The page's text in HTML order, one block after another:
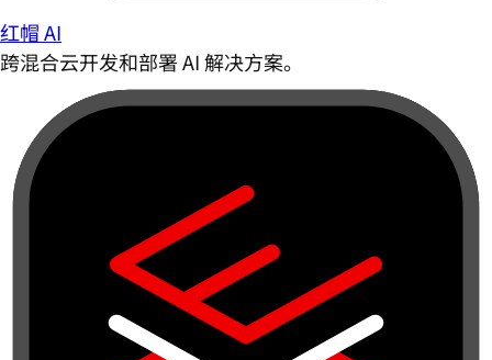
红帽 AI
跨混合云开发和部署 AI 解决方案。